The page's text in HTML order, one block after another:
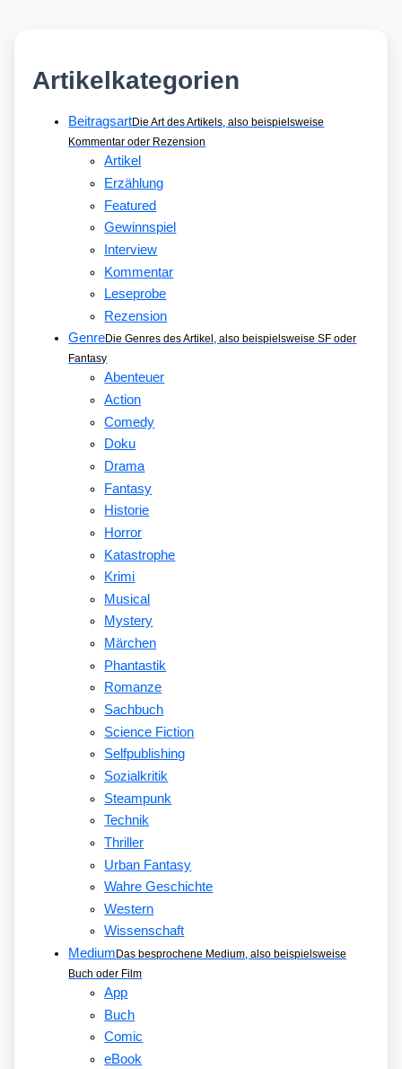
Artikelkategorien
BeitragsartDie Art des Artikels, also beispielsweise
Kommentar oder Rezension
Artikel
Erzählung
Featured
Gewinnspiel
Interview
Kommentar
Leseprobe
Rezension
GenreDie Genres des Artikel, also beispielsweise SF oder
Fantasy
Abenteuer
Action
Comedy
Doku
Drama
Fantasy
Historie
Horror
Katastrophe
Krimi
Musical
Mystery
Märchen
Phantastik
Romanze
Sachbuch
Science Fiction
Selfpublishing
Sozialkritik
Steampunk
Technik
Thriller
Urban Fantasy
Wahre Geschichte
Western
Wissenschaft
Medium Das besprochene Medium, also beispielsweise
Buch oder Film
App
Buch
Comic
eBook